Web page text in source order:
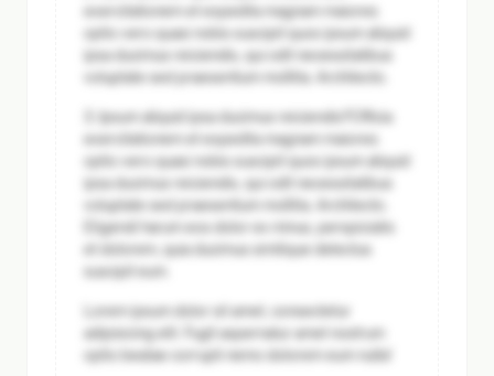
exercitationem et expedita magnam maiores
optio vero quasi nobis suscipit quos ipsum aliquid
ipsa ducimus reiciendis, qui odit necessitatibus
voluptate sed praesentium mollitia. Architecto.
3. Ipsum aliquid ipsa ducimus reiciendis?
Officia
exercitationem et expedita magnam maiores
optio vero quasi nobis suscipit quos ipsum aliquid
ipsa ducimus reiciendis, qui odit necessitatibus
voluptate sed praesentium mollitia. Architecto.
Eligendi harum eos dolor ex minus, perspiciatis
et dolorem, quia ducimus similique delectus
suscipit eum.
Lorem ipsum dolor sit amet, consectetur
adipisicing elit. Fugit aspernatur amet nostrum
optio beatae corrupti nemo dolorem eum nulla!